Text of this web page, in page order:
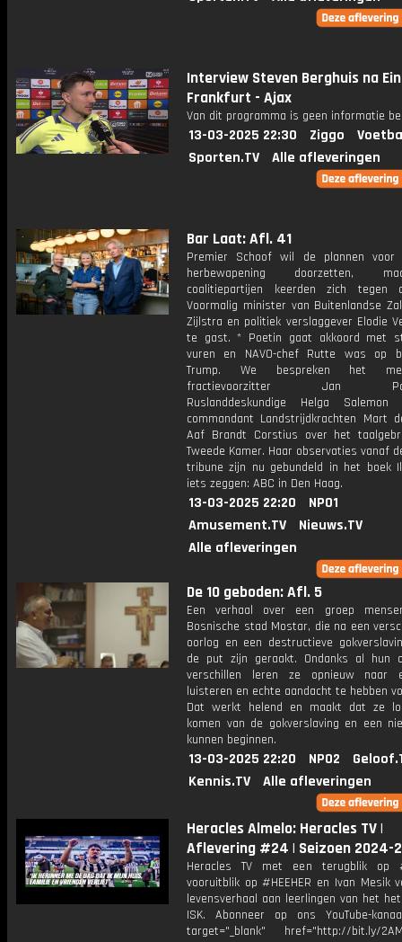
Interview Steven Berghuis na
Frankfurt - Ajax
Van dit programma is geen informatie
13-03-2025 22:30 Ziggo
Sporten.TV
Alle afleveringen
Bar Laat: Afl. 41
Premier Schoof wil de plannen voor
herbewapening doorzetten,
coalitiepartijen keerden zich tegen
Voormalig minister van Buitenlandse
Zijlstra en politiek verslaggever Elodie
te gast. * Poetin gaat akkoord met
vuren en NAVO-chef Rutte was op
Trump. We bespreken het
fractievoorzitter Jan
Ruslanddeskundige Helga
commandant Landstrijdkrachten Mart
Aaf Brandt Corstius over het
Tweede Kamer. Haar observaties vanaf
tribune zijn nu gebundeld in het boek
iets zeggen: ABC in Den Haag.
13-03-2025 22:20
NPO1
Amusement.TV
Nieuws.TV
Alle afleveringen
De 10 geboden: Afl. 5
Een verhaal over een groep
Bosnische stad Mostar, die na een
oorlog en een destructieve
de put zijn geraakt. Ondanks al hun
verschillen leren ze opnieuw naar
luisteren en echte aandacht te hebben
Dat werkt helend en maakt dat ze
komen van de gokverslaving en een
kunnen beginnen.
13-03-2025 22:20 NPO2
Kennis.TV
Alle afleveringen
Heracles Almelo: Heracles TV |
Aflevering #24 | Seizoen 2024-
Heracles TV met een terugblik op
vooruitblik op #HEEHER en Ivan Mesik
levensverhaal aan leerlingen van het
ISK. Abonneer op ons YouTube-
target="_blank" href="http://bit.ly/